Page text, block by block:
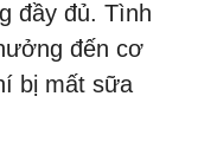
đầy đủ. Tình
đến cơ
bị mất sữa